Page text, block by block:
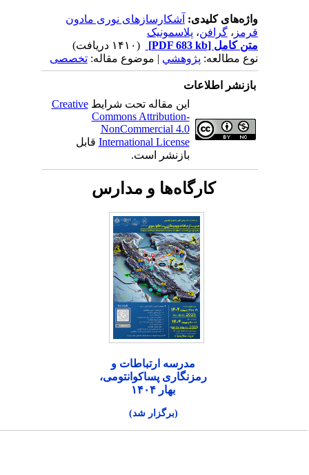
واژه‌های کلیدی:آشکارسازهای نوری مادون
قرمز، گرافن،پلاسمونیک
متن کامل[PDF 683 kb]
نوع مطالعه:پژوهشي| موضوع مقاله:تخصصی
بازنشر اطلاعات
این مقاله تحت شرایطCreative
Commons Attribution-
NonCommercial 4.0
International Licenseقابل
بازنشر است.
کارگاه‌ها و مدارس
مدرسه ارتباطات و
رمزنگاری پساکوانتومی،
بهار ۱۴۰۴
(برگزار شد)